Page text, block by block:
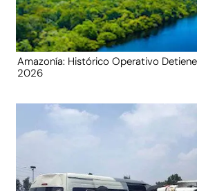
Amazonía: Histórico Operativo
2026